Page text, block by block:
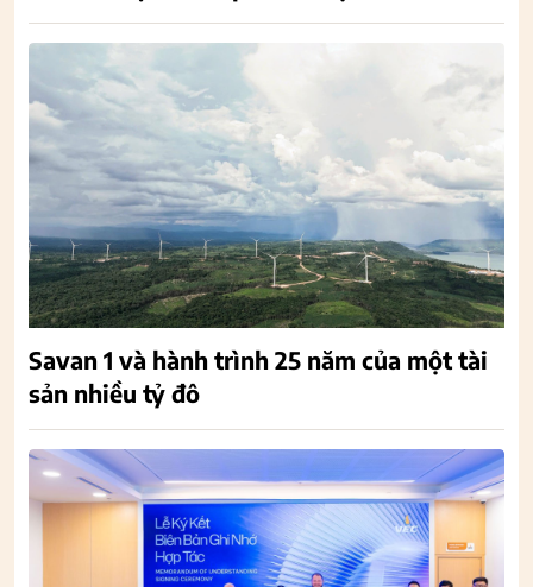
Savan 1 và hành trình 25 năm của một tài
sản nhiều tỷ đô